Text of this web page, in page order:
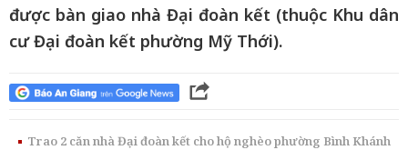
được bàn giao nhà Đại đoàn kết (thuộc Khu dân
cư Đại đoàn kết phường Mỹ Thới).
Trao 2 căn nhà Đại đoàn kết cho hộ nghèo phường Bình Khánh